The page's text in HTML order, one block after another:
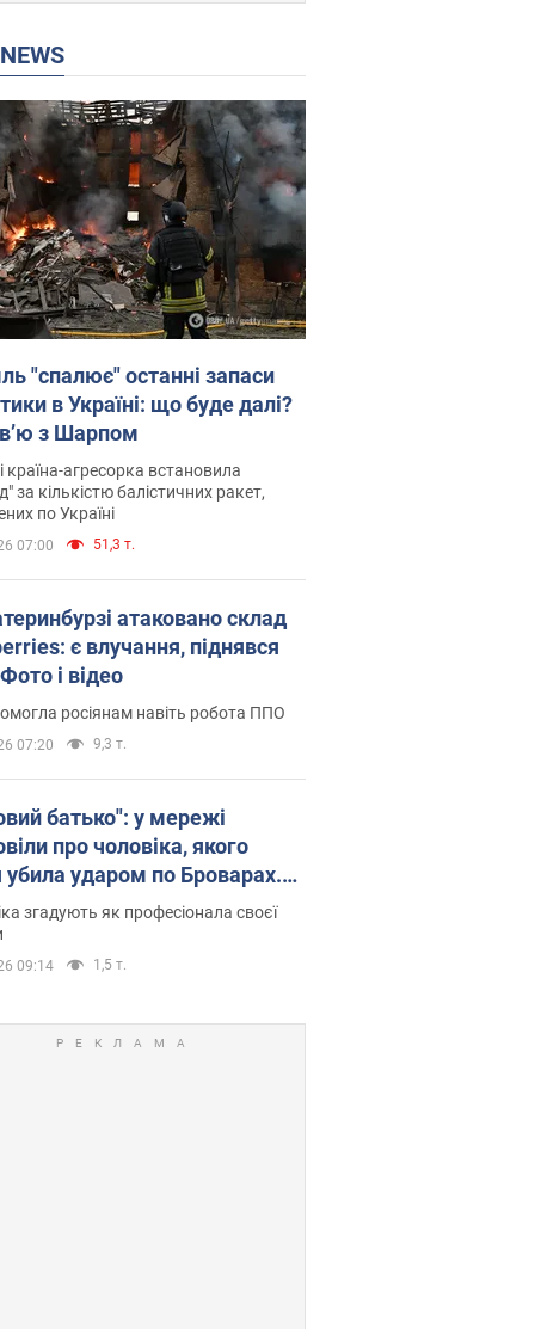
NEWS
"спалює" останні запаси
в Україні: що буде далі?
з Шарпом
країна-агресорка встановила
за кількістю балістичних ракет,
по Україні
07:00 51,3 т.
атаковано склад
є влучання, піднявся
і відео
росіянам навіть робота ППО
07:20 9,3 т.
батько": у мережі
про чоловіка, якого
убила ударом по Броварах.
згадують як професіонала своєї
09:14 1,5 т.